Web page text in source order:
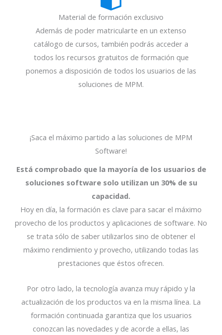
Material de formación exclusivo
Además de poder matricularte en un extenso
catálogo de cursos, también podrás acceder a
todos los recursos gratuitos de formación que
ponemos a disposición de todos los usuarios de las
soluciones de MPM.
¡Saca el máximo partido a las soluciones de MPM
Software!
Está comprobado que la mayoría de los usuarios de
soluciones software solo utilizan un 30% de su
capacidad.
Hoy en día, la formación es clave para sacar el máximo
provecho de los productos y aplicaciones de software. No
se trata sólo de saber utilizarlos sino de obtener el
máximo rendimiento y provecho, utilizando todas las
prestaciones que éstos ofrecen.
Por otro lado, la tecnología avanza muy rápido y la
actualización de los productos va en la misma línea. La
formación continuada garantiza que los usuarios
conozcan las novedades y de acorde a ellas, las